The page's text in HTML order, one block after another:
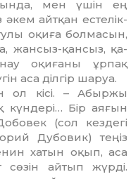
мен үшін ең
әкем айтқан естелік­
оқи­ға болмасын,
жансыз-қансыз, қа­
оқиғаны ұрпақ
аса ділгір шаруа.
ол кі­сі. – Абыржы
күндері… Бір аяғын
(сол кездегі
Дубовик) теңіз
хатын оқып, аса
сөзін айтып жүрді.